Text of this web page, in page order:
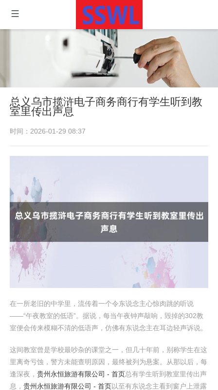
总义乌市揽浒电子商务商行有学生听到教
室里传出声息
时间：2026-01-29 08:37
在一所老旧的中学里，流传着一个令东说念主心惊肉跳的听说
——“午夜教室的低语”。据说，每当午夜钟声敲响，毁掉的302教
室便会传来模糊不清的低语声，仿佛有东说念主在耳边轻声诉说。
这间教室曾是学校最吵杂的课堂之一，但几十年前，别称学生在这
里离奇亏蚀，警方未能查明原因，最终被列为悬案。从那以后，每
逢深夜， 贵州永恒旅游有限公司 - 首页总有学生听到教室里传出声
息， 贵州永恒旅游有限公司 - 首页以至有东说念主看到窗户上泄露